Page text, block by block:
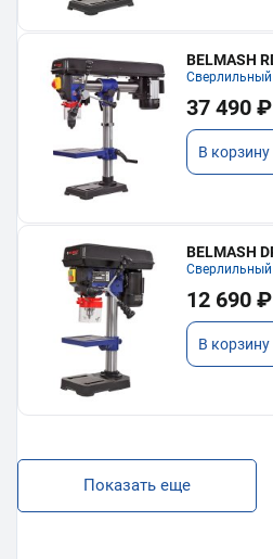
BELMASH
Сверлильный
37 490 ₽
В корзину
BELMASH
Сверлильный
12 690 ₽
В корзину
Показать еще